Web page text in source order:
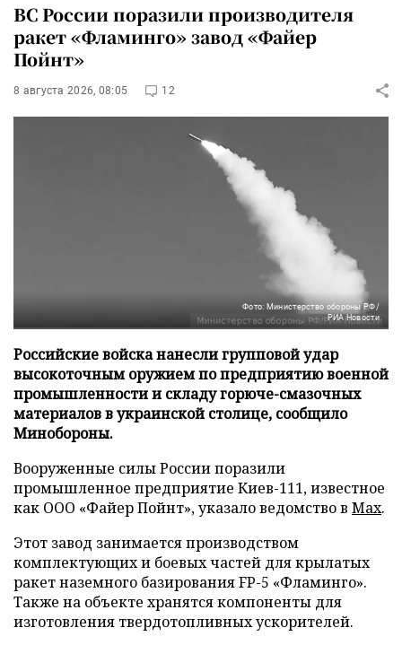
ВС России поразили производителя
ракет «Фламинго» завод «Файер
Пойнт»
8 августа 2026, 08:05 12
Фото: Министерство обороны РФ/
РИА Новости
Российские войска нанесли групповой удар
высокоточным оружием по предприятию военной
промышленности и складу горюче-смазочных
материалов в украинской столице, сообщило
Минобороны.
Вооруженные силы России поразили
промышленное предприятие Киев-111, известное
как ООО «Файер Пойнт», указало ведомство в Max.
Этот завод занимается производством
комплектующих и боевых частей для крылатых
ракет наземного базирования FP-5 «Фламинго».
Также на объекте хранятся компоненты для
изготовления твердотопливных ускорителей.